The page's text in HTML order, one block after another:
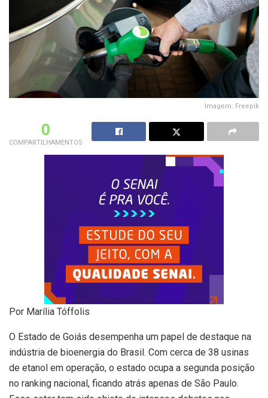
Imagem: Freepik
0
COMPARTILHAMENTOS
Por Marília Tóffolis
O Estado de Goiás desempenha um papel de destaque na
indústria de bioenergia do Brasil. Com cerca de 38 usinas
de etanol em operação, o estado ocupa a segunda posição
no ranking nacional, ficando atrás apenas de São Paulo.